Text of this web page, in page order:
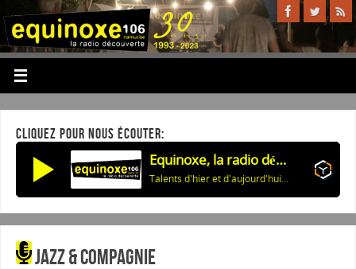
CLIQUEZ POUR NOUS ÉCOUTER:
Equinoxe, la radio découverte
Talents d'hier et d'aujourd'hui: Adaptations chansons américaines-01
Jazz & Compagnie